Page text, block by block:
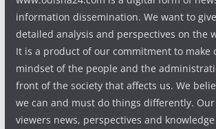
information dissemination. We want to
detailed analysis and perspectives on the
It is a product of our commitment to make
mindset of the people and the
front of the society that affects us. We
we can and must do things differently.
viewers news, perspectives and